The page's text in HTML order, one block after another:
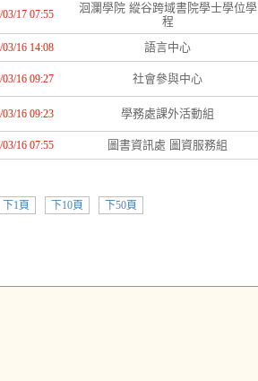
03/17 07:55
洄瀾學院 縱谷跨域書院學士學位學
程
03/16 14:08 語言中心
03/16 09:27 社會參與中心
03/16 09:23 學務處課外活動組
03/16 07:55 圖書資訊處 圖資服務組
下1頁 下10頁 下50頁